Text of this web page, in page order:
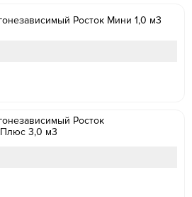
Росток Мини 1,0 м3
Росток
3,0 м3